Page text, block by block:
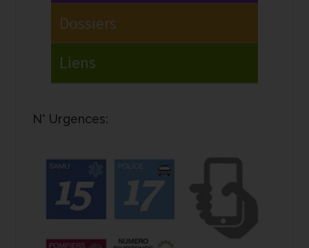
N° Urgences: